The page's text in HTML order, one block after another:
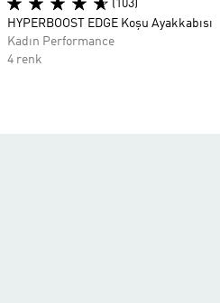
(103)
HYPERBOOST EDGE Koşu Ayakkabısı
Kadın Performance
4 renk